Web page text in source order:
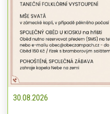
30.08.2026